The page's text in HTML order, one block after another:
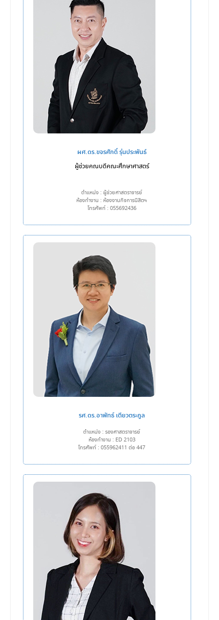
ผศ.ดร.ขจรศักดิ์ รุ่นประพันธ์
ผู้ช่วยคณบดีคณะศึกษาศาสตร์
ตำแหน่ง : ผู้ช่วยศาสตราจารย์
ห้องทำงาน : ห้องงานกิจการนิสิตฯ
โทรศัพท์ : 055692436
รศ.ดร.อาพัทธ์ เตียวตระกูล
ตำแหน่ง : รองศาสตราจารย์
ห้องทำงาน : ED 2103
โทรศัพท์ : 055962411 ต่อ 447